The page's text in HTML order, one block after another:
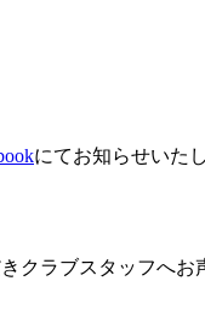
にてお知らせいた
クラブスタッフへお